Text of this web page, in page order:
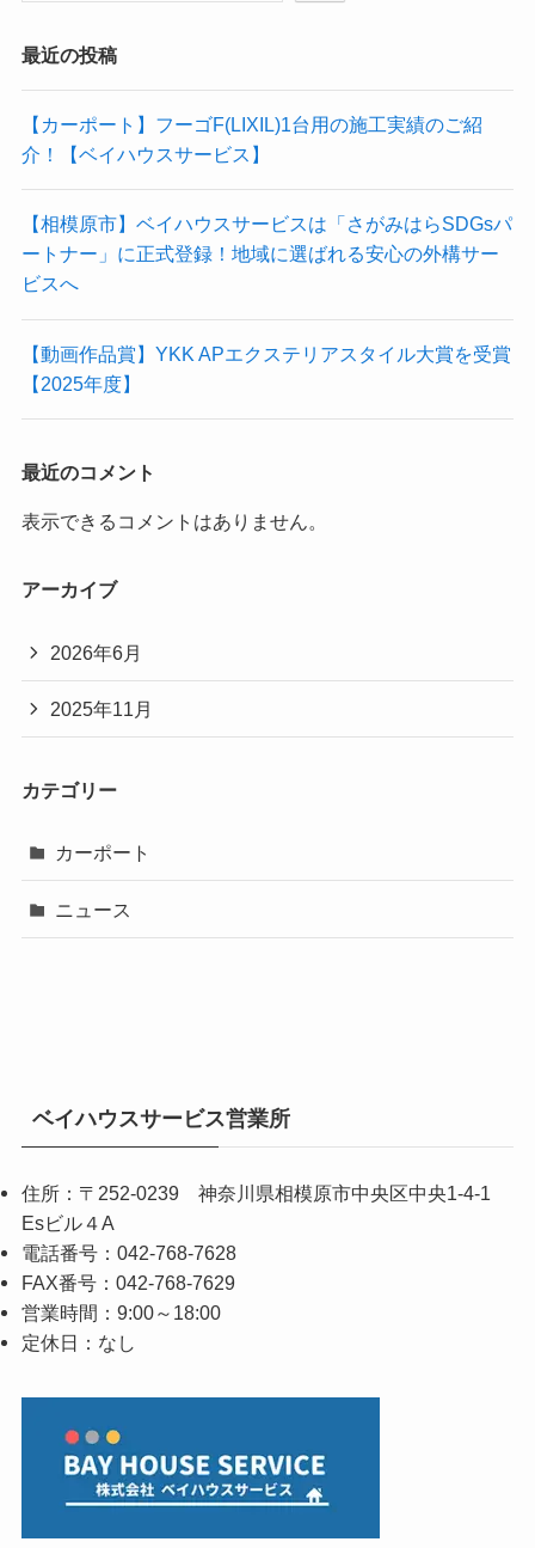
最近の投稿
【カーポート】フーゴF(LIXIL)1台用の施工実績のご紹
介！【ベイハウスサービス】
【相模原市】ベイハウスサービスは「さがみはらSDGsパ
ートナー」に正式登録！地域に選ばれる安心の外構サー
ビスへ
【動画作品賞】YKK APエクステリアスタイル大賞を受賞
【2025年度】
最近のコメント
表示できるコメントはありません。
アーカイブ
2026年6月
2025年11月
カテゴリー
カーポート
ニュース
ベイハウスサービス営業所
住所：〒252-0239 神奈川県相模原市中央区中央1-4-1
Esビル４A
電話番号：042-768-7628
FAX番号：042-768-7629
営業時間：9:00～18:00
定休日：なし